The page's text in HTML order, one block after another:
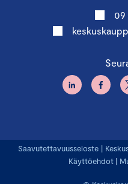
09
Saavutettavuusseloste |
Käyttöehdot |